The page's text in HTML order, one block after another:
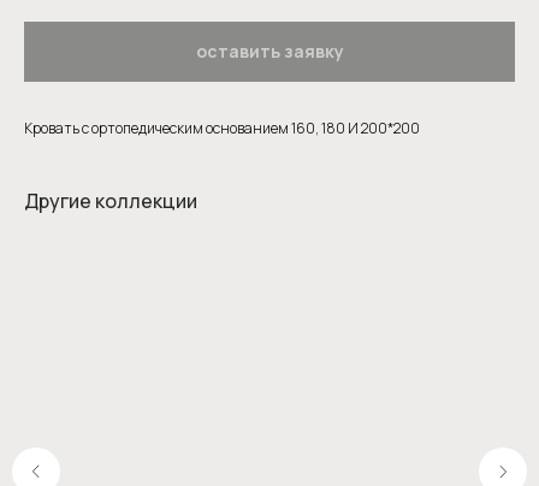
оставить заявку
Кровать с ортопедическим основанием 160, 180 И 200*200
Другие коллекции